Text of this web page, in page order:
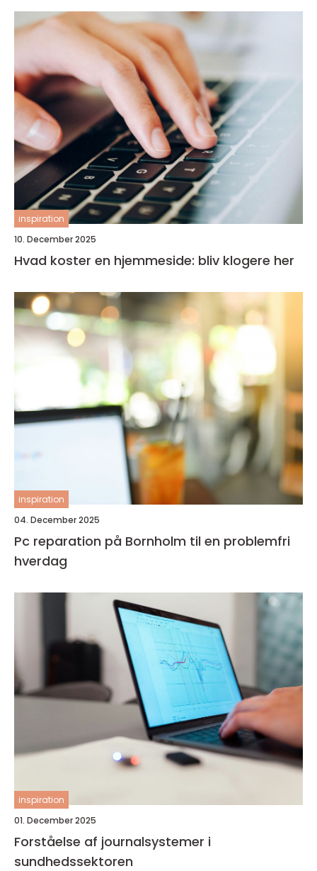
inspiration
10. December 2025
Hvad koster en hjemmeside: bliv klogere her
inspiration
04. December 2025
Pc reparation på Bornholm til en problemfri
hverdag
inspiration
01. December 2025
Forståelse af journalsystemer i
sundhedssektoren